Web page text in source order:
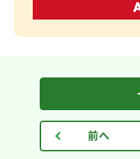
前へ